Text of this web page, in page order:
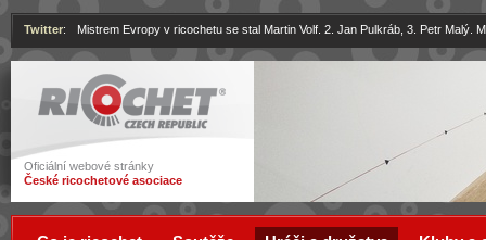
Ricochet
Oficiální webové stránky
České ricochetové asociace
Twitter: Mistrem Evropy v ricochetu se stal Martin Volf. 2. Jan Pulkráb, 3. Petr Malý.